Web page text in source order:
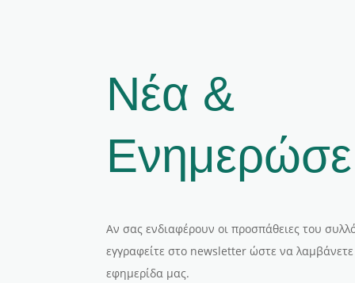
Νέα &
Αν σας ενδιαφέρουν οι προσπάθειες του
εγγραφείτε στο newsletter ώστε να
εφημερίδα μας.